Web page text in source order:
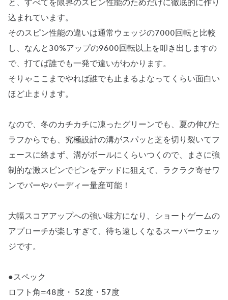
と、すべてを限界のスピン性能のためだけに徹底的に作り
込まれています。
そのスピン性能の違いは通常ウェッジの7000回転と比較
し、なんと30%アップの9600回転以上を叩き出しますの
で、打てば誰でも一発で違いがわかります。
そりゃここまでやれば誰でも止まるよなってくらい面白い
ほど止まります。
なので、冬のカチカチに凍ったグリーンでも、夏の伸びた
ラフからでも、究極設計の溝がスパッと芝を切り裂いてフ
ェースに絡まず、溝がボールにくらいつくので、まさに強
制的な激スピンでピンをデッドに狙えて、ラクラク寄せワ
ンでパーやバーディー量産可能！
大幅スコアアップへの強い味方になり、ショートゲームの
アプローチが楽しすぎて、待ち遠しくなるスーパーウェッ
ジです。
●スペック
ロフト角=48度・ 52度・57度